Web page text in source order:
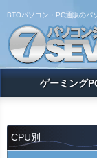
BTOパソコン・PC通販のパ
ゲーミング
CPU別